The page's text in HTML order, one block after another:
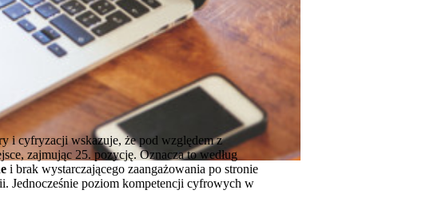
i cyfryzacji wskazuje, że pod względem z
zajmując 25. pozycję. Oznacza to według
i brak wystarczającego zaangażowania po stronie
Jednocześnie poziom kompetencji cyfrowych w